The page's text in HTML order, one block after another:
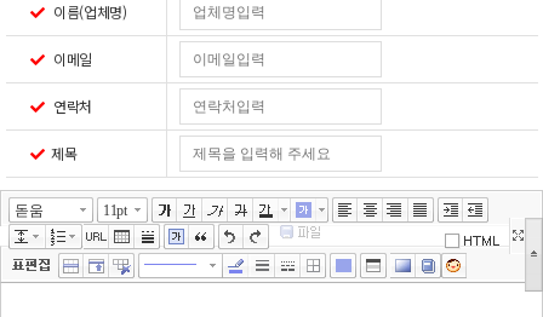
이름(업체명)
이메일
연락처
제목
돋움 11pt